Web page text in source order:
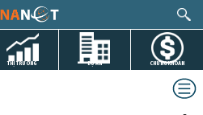
THỊ TRƯỜNG DỰ ÁN CHỨNG KHOÁN